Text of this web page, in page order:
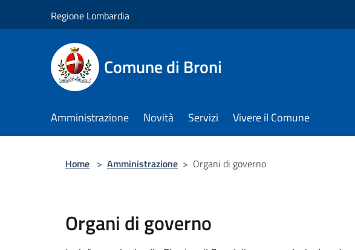
Regione Lombardia
Comune di Broni
Amministrazione Novità Servizi Vivere il Comune
Home > Amministrazione > Organi di governo
Organi di governo